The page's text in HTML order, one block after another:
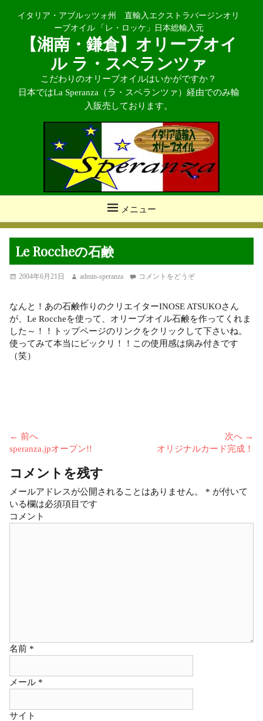
イタリア・アブルッツォ州 直輸入エクストラバージンオリ
ーブオイル 「レ・ロッケ」日本総輸入元
【湘南・鎌倉】オリーブオイ
ル ラ・スペランツァ
こだわりのオリーブオイルはいかがですか？
日本ではLa Speranza（ラ・スペランツァ）経由でのみ輸
入販売しております。
メニュー
Le Roccheの石鹸
投
日
2004年6月21日
投
者
admin-speranza コメントをどうぞ
なんと！あの石鹸作りのクリエイターINOSE ATSUKOさん
が、Le Roccheを使って、オリーブオイル石鹸を作ってくれま
した～！！トップページのリンクをクリックして下さいね。
使ってみて本当にビックリ！！この使用感は病み付きです
（笑）
投
稿
ナ
ビ
ゲ
ー
← 前へ
前
投
speranza.jpオープン!!
次へ →
オリジナルカード完成！
コメントを残す
メールアドレスが公開されることはありません。 * が付いて
いる欄は必須項目です
コメント
名前 *
メール *
サイト